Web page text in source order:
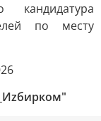
по месту